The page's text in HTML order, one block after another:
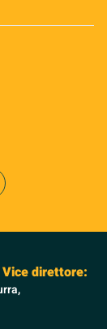
Vice direttore: